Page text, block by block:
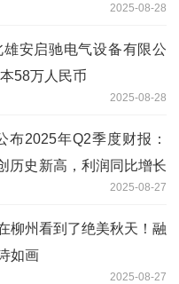
2025-08-28
安启驰电气设备有限公
58万人民币
2025-08-28
布2025年Q2季度财报：
历史新高，利润同比增长
2025-08-27
柳州看到了绝美秋天！融
如画
2025-08-27